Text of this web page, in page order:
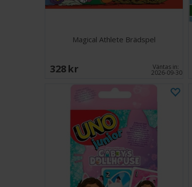
Magical Athlete Brädspel
328 SEK Väntas in:
2026-09-30